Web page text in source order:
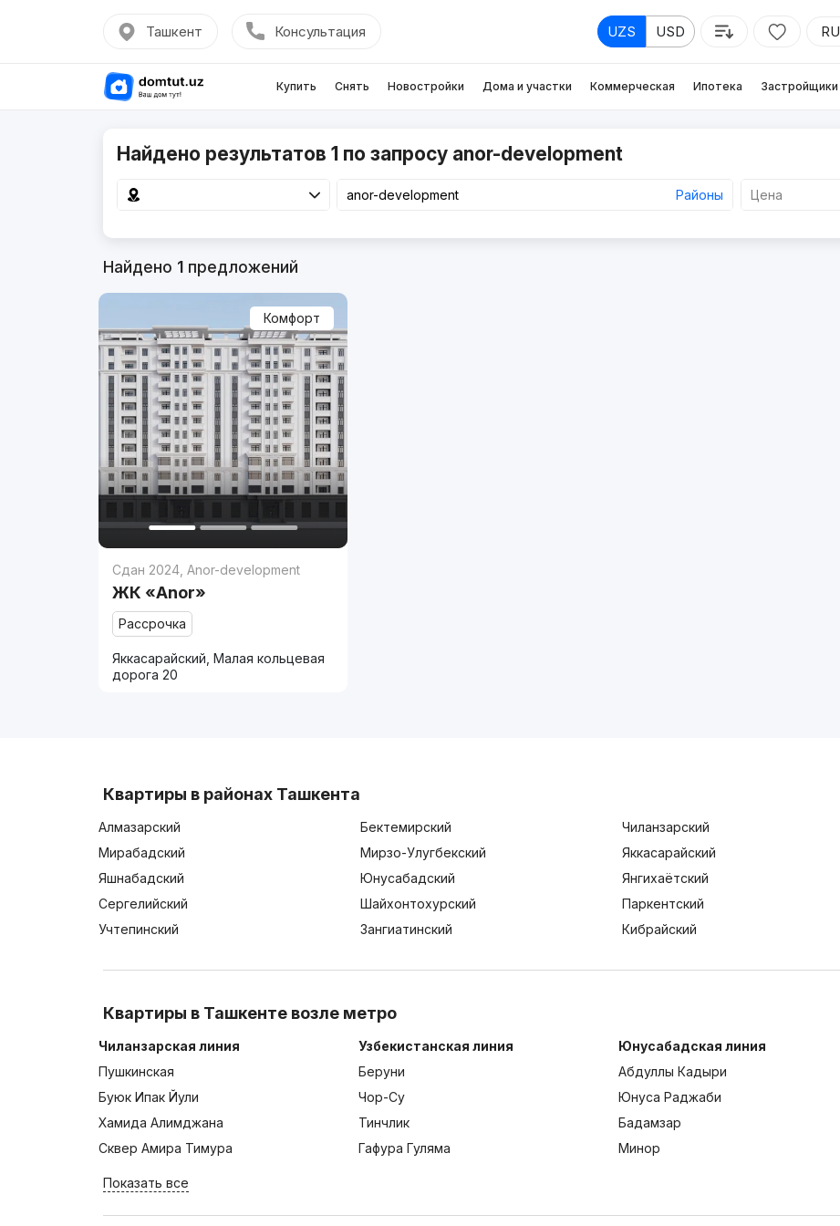
Ташкент Консультация UZS USD RU
Купить Снять Новостройки Дома и участки Коммерческая Ипотека Застройщики
Найдено результатов 1 по запросу anor-development
Районы Цена
Найдено 1предложений
Комфорт
Сдан 2024 ,Anor-development
ЖК «Anor»
Рассрочка
Яккасарайский, Малая кольцевая
дорога 20
Квартиры в районах Ташкента
Алмазарский Бектемирский
Чиланзарский
Мирабадский
Мирзо-Улугбекский
Яккасарайский
Яшнабадский
Юнусабадский
Янгихаётский
Сергелийский
Шайхонтохурский
Паркентский
Учтепинский
Зангиатинский Кибрайский
Квартиры в Ташкенте возле метро
Чиланзарская линия
Пушкинская
Буюк Ипак Йули
Хамида Алимджана
Сквер Амира Тимура
Узбекистанская линия
Беруни
Чор-Су
Тинчлик
Гафура Гуляма
Юнусабадская линия
Абдуллы Кадыри
Юнуса Раджаби
Бадамзар
Минор
Показать все